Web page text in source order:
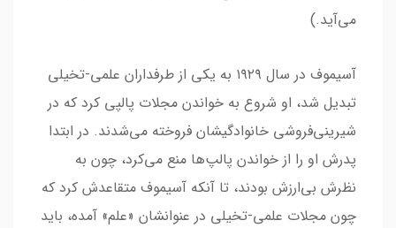
می‌آید.)
آسیموف در سال ۱۹۲۹ به یکی از طرفداران علمی-تخیلی
تبدیل شد، او شروع به خواندن مجلات پالپی کرد که در
شیرینی‌فروشی خانوادگیشان فروخته می‌شدند. در ابتدا
پدرش او را از خواندن پالپ‌ها منع می‌کرد، چون به
نظرش بی‌ارزش بودند، تا آنکه آسیموف متقاعدش کرد که
چون مجلات علمی-تخیلی در عنوانشان «علم» آمده، باید